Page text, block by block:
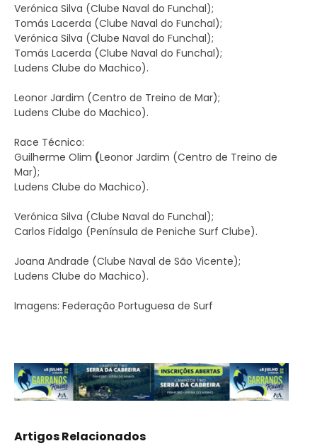
Verónica Silva (Clube Naval do Funchal);
Tomás Lacerda (Clube Naval do Funchal);
Verónica Silva (Clube Naval do Funchal);
Tomás Lacerda (Clube Naval do Funchal);
Ludens Clube do Machico).
Leonor Jardim (Centro de Treino de Mar);
Ludens Clube do Machico).
Race Técnico:
Guilherme Olim (Leonor Jardim (Centro de Treino de
Mar);
Ludens Clube do Machico).
Verónica Silva (Clube Naval do Funchal);
Carlos Fidalgo (Península de Peniche Surf Clube).
Joana Andrade (Clube Naval de São Vicente);
Ludens Clube do Machico).
Imagens: Federação Portuguesa de Surf
Artigos Relacionados